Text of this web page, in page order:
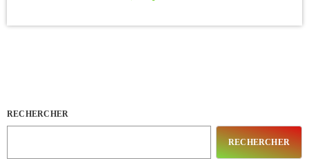
RECHERCHER
RECHERCHER